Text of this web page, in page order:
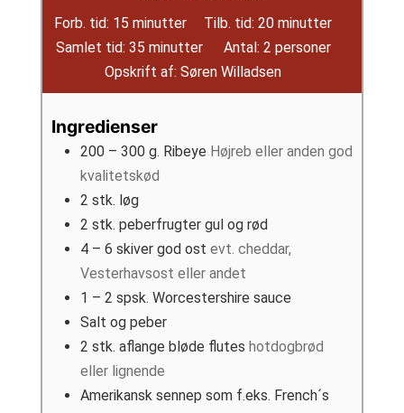
Forb. tid: 15 minutter
minutter Tilb. tid:20minutter
minutter
Samlet tid: 35minutter
minutter Antal: 2 personer
Opskrift af:Søren Willadsen
Ingredienser
200 – 300 g. Ribeye Højreb eller anden god
kvalitetskød
2 stk. løg
2 stk. peberfrugter gul og rød
4 – 6 skiver god ost evt. cheddar,
Vesterhavsost eller andet
1 – 2 spsk. Worcestershire sauce
Salt og peber
2 stk. aflange bløde flutes hotdogbrød
eller lignende
Amerikansk sennep som f.eks. French´s